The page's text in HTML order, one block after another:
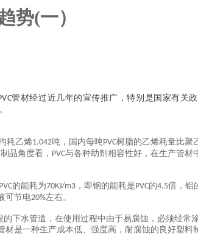
势(一）
管材经过近几年的宣传推广，特别是国家有关政
耗乙烯1.042吨，国内每吨PVC树脂的乙烯耗量比聚
品角度看， PVC与各种助剂相容性好，在生产管材
PVC的能耗为70KJ/m3 ，即钢的能耗是PVC的4.5倍，铝
可节电20%左右。
下水管道，在使用过程中由于易腐蚀，必须经常
材是一种生产成本低、强度高，耐腐蚀的良好塑料